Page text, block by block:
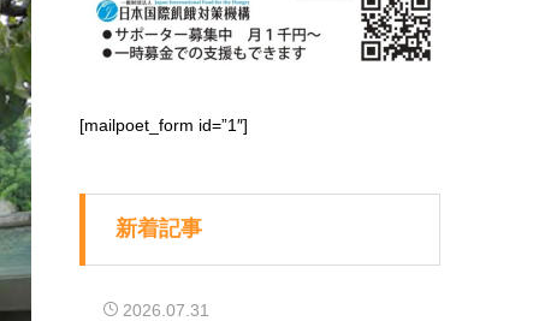
[mailpoet_form id=”1″]
新着記事
2026.07.31